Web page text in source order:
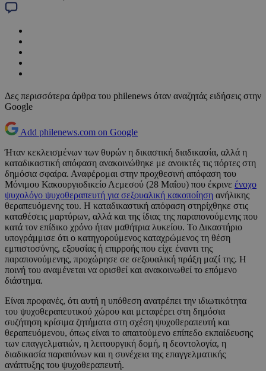
Δες περισσότερα άρθρα του philenews όταν αναζητάς ειδήσεις στην
Google
Add philenews.com on Google
Ήταν κεκλεισμένων των θυρών η δικαστική διαδικασία, αλλά η
καταδικαστική απόφαση ανακοινώθηκε με ανοικτές τις πόρτες στη
δημόσια σφαίρα. Αναφέρομαι στην προχθεσινή απόφαση του
Μόνιμου Κακουργιοδικείο Λεμεσού (28 Μαΐου) που έκρινε ένοχο
ψυχολόγο ψυχοθεραπευτή για σεξουαλική κακοποίηση ανήλικης
θεραπευόμενης του. Η καταδικαστική απόφαση στηρίχθηκε στις
καταθέσεις μαρτύρων, αλλά και της ίδιας της παραπονούμενης που
κατά τον επίδικο χρόνο ήταν μαθήτρια λυκείου. Το Δικαστήριο
υπογράμμισε ότι ο κατηγορούμενος καταχρώμενος τη θέση
εμπιστοσύνης, εξουσίας ή επιρροής που είχε έναντι της
παραπονούμενης, προχώρησε σε σεξουαλική πράξη μαζί της. Η
ποινή του αναμένεται να ορισθεί και ανακοινωθεί το επόμενο
διάστημα.
Είναι προφανές, ότι αυτή η υπόθεση ανατρέπει την ιδιωτικότητα
του ψυχοθεραπευτικού χώρου και μεταφέρει στη δημόσια
συζήτηση κρίσιμα ζητήματα στη σχέση ψυχοθεραπευτή και
θεραπευόμενου, όπως είναι το απαιτούμενο επίπεδο εκπαίδευσης
των επαγγελματιών, η λειτουργική δομή, η δεοντολογία, η
διαδικασία παραπόνων και η συνέχεια της επαγγελματικής
ανάπτυξης του ψυχοθεραπευτή.